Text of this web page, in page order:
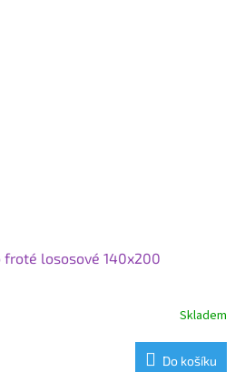
froté lososové 140x200
Skladem
Do košíku